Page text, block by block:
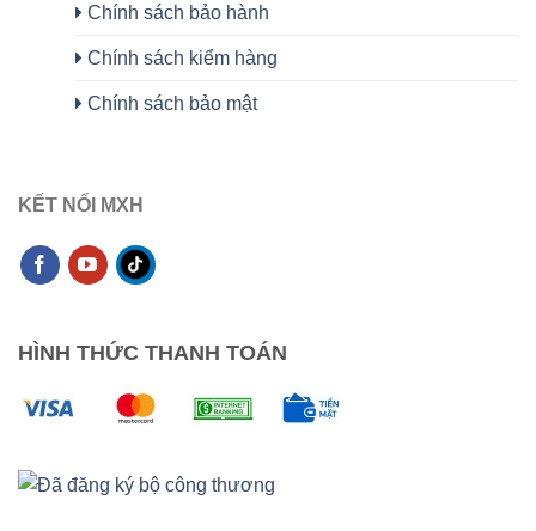
Chính sách bảo hành
Chính sách kiểm hàng
Chính sách bảo mật
KẾT NỐI MXH
HÌNH THỨC THANH TOÁN